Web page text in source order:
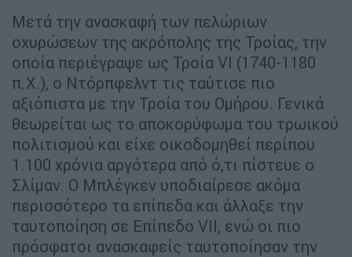
Μετά την ανασκαφή των πελώριων
οχυρώσεων της ακρόπολης της Τροίας, την
οποία περιέγραψε ως Τροία VI (1740-1180
π.Χ.), ο Ντόρπφελντ τις ταύτισε πιο
αξιόπιστα με την Τροία του Ομήρου. Γενικά
θεωρείται ως το αποκορύφωμα του τρωικού
πολιτισμού και είχε οικοδομηθεί περίπου
1.100 χρόνια αργότερα από ό,τι πίστευε ο
Σλίμαν. Ο Μπλέγκεν υποδιαίρεσε ακόμα
περισσότερο τα επίπεδα και άλλαξε την
ταυτοποίηση σε Επίπεδο VII, ενώ οι πιο
πρόσφατοι ανασκαφείς ταυτοποίησαν την